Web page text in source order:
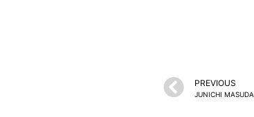
PREVIOUS
JUNICHI MASUDA